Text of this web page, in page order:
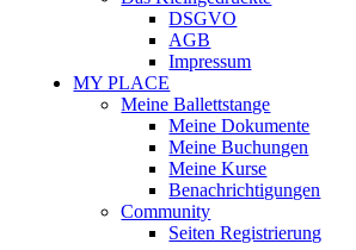
DSGVO
AGB
Impressum
MY PLACE
Meine Ballettstange
Meine Dokumente
Meine Buchungen
Meine Kurse
Benachrichtigungen
Community
Seiten Registrierung